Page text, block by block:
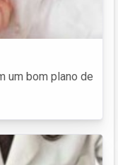
um bom plano de